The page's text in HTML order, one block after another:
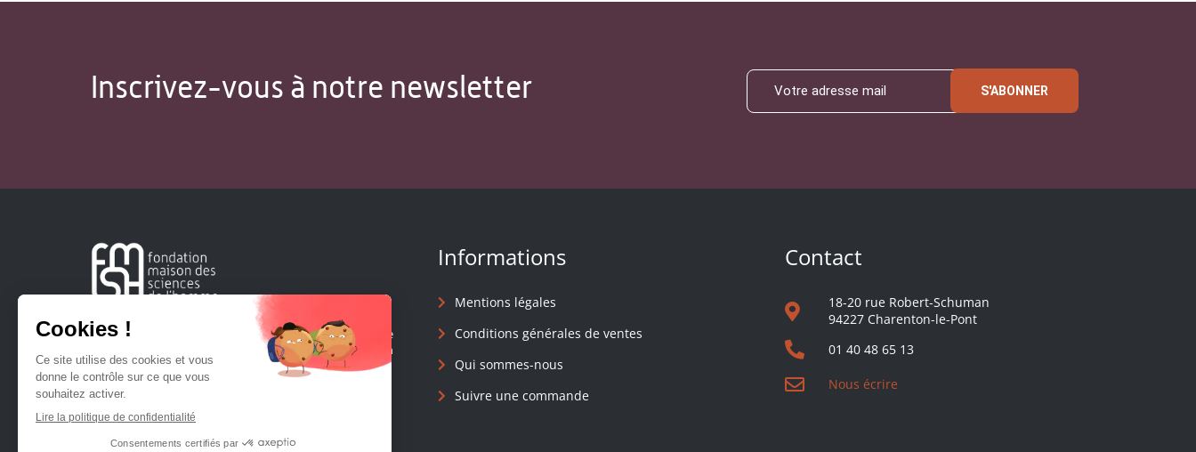
Inscrivez-vous à notre newsletter S'ABONNER
Créée en 1963, la Fondation Maison Sciences de l'Homme
soutient la recherche et la diffusion des connaissances en
sciences humaines et sociales.
Informations
Mentions légales
Conditions générales de ventes
Qui sommes-nous
Suivre une commande
Contact
18-20 rue Robert-Schuman
94227 Charenton-le-Pont
01 40 48 65 13
Nous écrire